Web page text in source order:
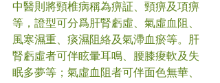
中醫則將頸椎病稱為痹証、頸痹及項痹
等，證型可分爲肝腎虧虛、氣虛血阻、
風寒濕重、痰濕阻絡及氣滯血瘀等。肝
腎虧虛者可伴眩暈耳鳴、腰膝痠軟及失
眠多夢等；氣虛血阻者可伴面色無華、